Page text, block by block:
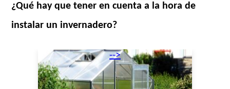
¿Qué hay que tener en cuenta a la hora de
instalar un invernadero?
-->